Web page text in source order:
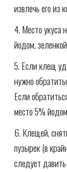
извлечь его из
4. Место укуса
йодом,
5. Если клещ
нужно
Если
место 5%
6. Клещей,
пузырек (в
следует